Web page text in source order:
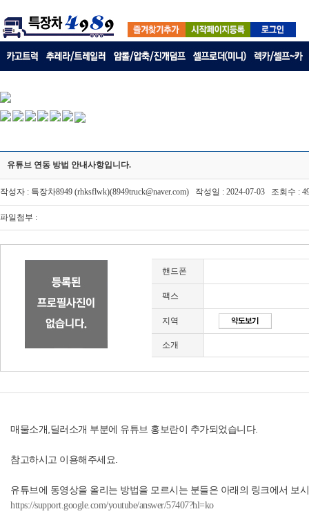
유튜브 연동 방법 안내사항입니다.
작성자 : 특장차8949 (rhksflwk)(8949truck@naver.com) 작성일 : 2024-07-03 조회수 :
파일첨부 :
핸드폰
팩스
지역
소개
매물소개,딜러소개 부분에 유튜브 홍보란이 추가되었습니다.
참고하시고 이용해주세요.
유튜브에 동영상을 올리는 방법을 모르시는 분들은 아래의 링크에서 보
https://support.google.com/youtube/answer/57407?hl=ko